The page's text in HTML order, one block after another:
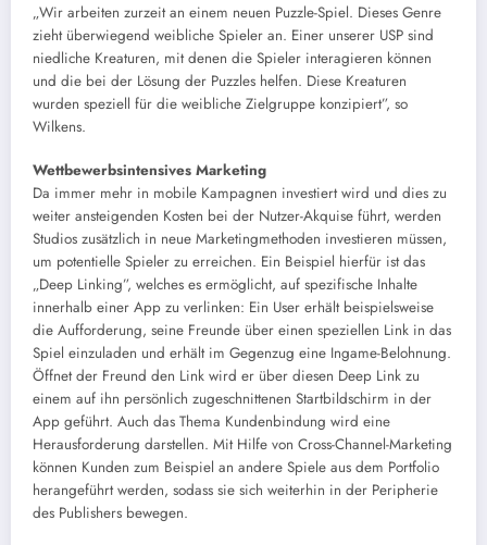
„Wir arbeiten zurzeit an einem neuen Puzzle-Spiel. Dieses Genre
zieht überwiegend weibliche Spieler an. Einer unserer USP sind
niedliche Kreaturen, mit denen die Spieler interagieren können
und die bei der Lösung der Puzzles helfen. Diese Kreaturen
wurden speziell für die weibliche Zielgruppe konzipiert”, so
Wilkens.
Wettbewerbsintensives Marketing
Da immer mehr in mobile Kampagnen investiert wird und dies zu
weiter ansteigenden Kosten bei der Nutzer-Akquise führt, werden
Studios zusätzlich in neue Marketingmethoden investieren müssen,
um potentielle Spieler zu erreichen. Ein Beispiel hierfür ist das
„Deep Linking”, welches es ermöglicht, auf spezifische Inhalte
innerhalb einer App zu verlinken: Ein User erhält beispielsweise
die Aufforderung, seine Freunde über einen speziellen Link in das
Spiel einzuladen und erhält im Gegenzug eine Ingame-Belohnung.
Öffnet der Freund den Link wird er über diesen Deep Link zu
einem auf ihn persönlich zugeschnittenen Startbildschirm in der
App geführt. Auch das Thema Kundenbindung wird eine
Herausforderung darstellen. Mit Hilfe von Cross-Channel-Marketing
können Kunden zum Beispiel an andere Spiele aus dem Portfolio
herangeführt werden, sodass sie sich weiterhin in der Peripherie
des Publishers bewegen.